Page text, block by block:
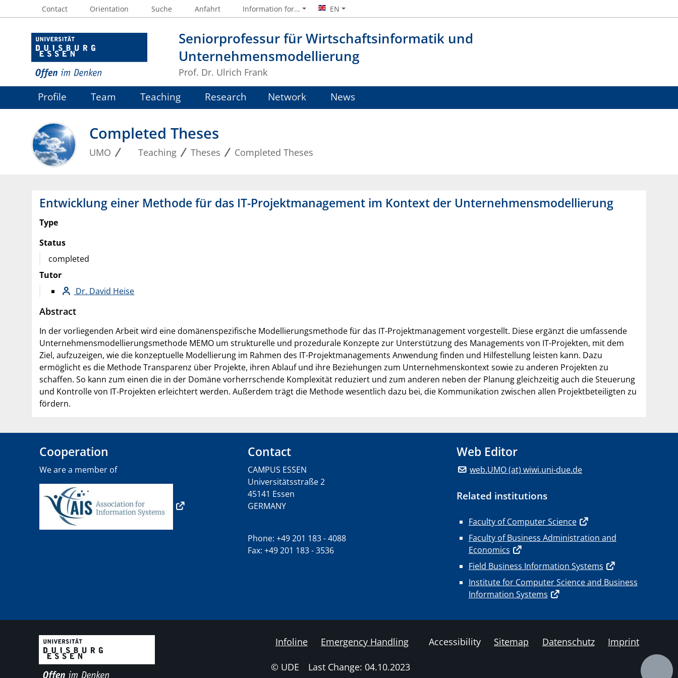
Seniorprofessur für Wirtschaftsinformatik und
Unternehmensmodellierung
Prof. Dr. Ulrich Frank
Contact Orientation Suche Anfahrt Information for... EN
Profile Team Teaching Research Network News
Completed Theses
UMO Teaching Theses Completed Theses
Entwicklung einer Methode für das IT-Projektmanagement im Kontext der Unternehmensmodellierung
Type
Status
completed
Tutor
Dr. David Heise
Abstract
In der vorliegenden Arbeit wird eine domänenspezifische Modellierungsmethode für das IT-Projektmanagement vorgestellt. Diese ergänzt die umfassende
Unternehmensmodellierungsmethode MEMO um strukturelle und prozedurale Konzepte zur Unterstützung des Managements von IT-Projekten, mit dem
Ziel, aufzuzeigen, wie die konzeptuelle Modellierung im Rahmen des IT-Projektmanagements Anwendung finden und Hilfestellung leisten kann. Dazu
ermöglicht es die Methode Transparenz über Projekte, ihren Ablauf und ihre Beziehungen zum Unternehmenskontext sowie zu anderen Projekten zu
schaffen. So kann zum einen die in der Domäne vorherrschende Komplexität reduziert und zum anderen neben der Planung gleichzeitig auch die Steuerung
und Kontrolle von IT-Projekten erleichtert werden. Außerdem trägt die Methode wesentlich dazu bei, die Kommunikation zwischen allen Projektbeteiligten zu
fördern.
Cooperation
We are a member of
Contact
CAMPUS ESSEN
Universitätsstraße 2
45141 Essen
GERMANY
Phone: +49 201 183 - 4088
Fax: +49 201 183 - 3536
Web Editor
web.UMO (at) wiwi.uni-due.de
Related institutions
Faculty of Computer Science
Faculty of Business Administration and
Economics
Field Business Information Systems
Institute for Computer Science and Business
Information Systems
Infoline Emergency Handling Accessibility Sitemap Datenschutz Imprint
© UDE Last Change: 04.10.2023